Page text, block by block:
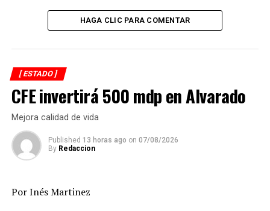
De tal forma que para este martes se esperan lluvias con
acumulados en 24 horas de 5 a 15 milímetros por metro
Los especialistas prevén para el miércoles lluvia con
acumulados en 24 horas de 5 a 15 milímetros por metro
cuadrado de forma general y de 30 a 50 entre las
cuencas del Jamapa-Cotaxtla al Tonalá y de 20 a 40 mm
en las zonas media-baja de estas mismas cuentas.
cuencas de La Antigua al Tonalá.
HAGA CLIC PARA COMENTAR
[ ESTADO ]
CFE invertirá 500 mdp en Alvarado
Mejora calidad de vida
Published 13 horas ago on 07/08/2026
By Redaccion
Por Inés Martinez